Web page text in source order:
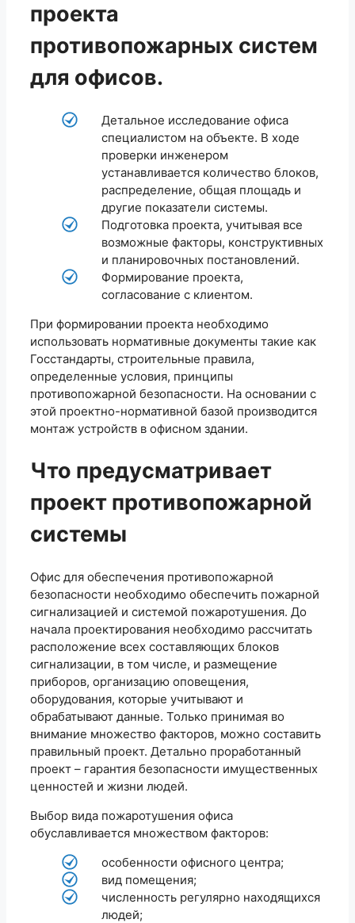
проекта
противопожарных систем
для офисов.
Детальное исследование офиса
специалистом на объекте. В ходе
проверки инженером
устанавливается количество блоков,
распределение, общая площадь и
другие показатели системы.
Подготовка проекта, учитывая все
возможные факторы, конструктивных
и планировочных постановлений.
Формирование проекта,
согласование с клиентом.
При формировании проекта необходимо
использовать нормативные документы такие как
Госстандарты, строительные правила,
определенные условия, принципы
противопожарной безопасности. На основании с
этой проектно-нормативной базой производится
монтаж устройств в офисном здании.
Что предусматривает
проект противопожарной
системы
Офис для обеспечения противопожарной
безопасности необходимо обеспечить пожарной
сигнализацией и системой пожаротушения. До
начала проектирования необходимо рассчитать
расположение всех составляющих блоков
сигнализации, в том числе, и размещение
приборов, организацию оповещения,
оборудования, которые учитывают и
обрабатывают данные. Только принимая во
внимание множество факторов, можно составить
правильный проект. Детально проработанный
проект – гарантия безопасности имущественных
ценностей и жизни людей.
Выбор вида пожаротушения офиса
обуславливается множеством факторов:
особенности офисного центра;
вид помещения;
численность регулярно находящихся
людей;